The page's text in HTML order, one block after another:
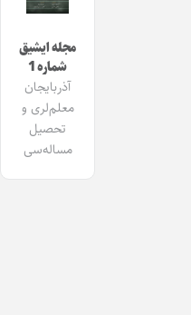
مجله ایشیق
شماره 1
آذربایجان
معلم‌لری و
تحصیل
مساله‌سی